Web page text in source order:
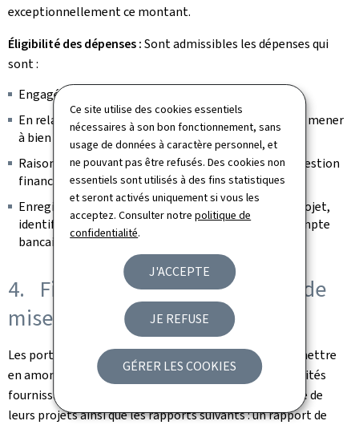
Ce site utilise des cookies essentiels
nécessaires à son bon fonctionnement, sans
usage de données à caractère personnel, et
ne pouvant pas être refusés. Des cookies non
essentiels sont utilisés à des fins statistiques
et seront activés uniquement si vous les
acceptez. Consulter notrepolitique de
confidentialité.
J'ACCEPTE
JE REFUSE
GÉRER LES COOKIES
exceptionnellement ce montant.
Éligibilité des dépenses :Sont admissibles les dépenses qui
sont :
Engagées après l’acception du projet
En relation directe avec le projet et nécessaires pour mener
à bien les activités du projet concerné
Raisonnables et respectant les principes de bonne gestion
financière
Enregistrées dans une comptabilité du porteur de projet,
identifiables et contrôlables avec ouverture d’un compte
bancaire spécifique dédié au projet
4. Fiche d’activités et rapports de
mise en œuvre
Les porteurs de projet sélectionnés s’engagent à soumettre
en amont du lancement de leur projet une fiche d’activités
fournissant le détail des activités prévues dans le cadre de
leurs projets ainsi que les rapports suivants : un rapport de